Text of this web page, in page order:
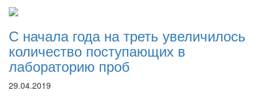
С начала года на треть увеличилось
количество поступающих в
лабораторию проб
29.04.2019